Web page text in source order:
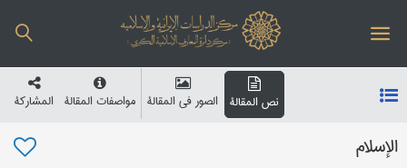
نص المقالة الصور في المقالة مواصفات المقالة المشارکة
الإسلام